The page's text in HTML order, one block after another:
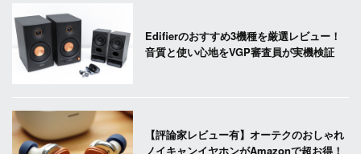
Edifierのおすすめ3機種を厳選レビュー！
音質と使い心地をVGP審査員が実機検証
【評論家レビュー有】オーテクのおしゃれ
ノイキャンイヤホンがAmazonで超お得！